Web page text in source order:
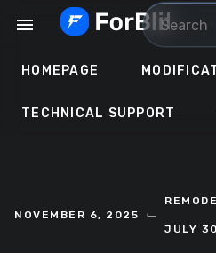
menu
HOMEPAGE
TECHNICAL SUPPORT
NOVEMBER 6, 2025 ⌙
JULY